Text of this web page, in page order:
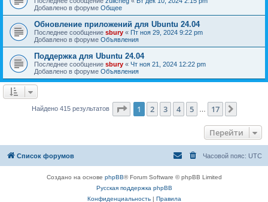
Добавлено в форуме Общее
Обновление приложений для Ubuntu 24.04
Последнее сообщение sbury « Пт ноя 29, 2024 9:22 pm
Добавлено в форуме Объявления
Поддержка для Ubuntu 24.04
Последнее сообщение sbury « Чт ноя 21, 2024 12:22 pm
Добавлено в форуме Объявления
Найдено 415 результатов Страница из 17
1 2 3 4 5 17
Перейти
Список форумов Часовой пояс: UTC
Создано на основе phpBB® Forum Software © phpBB Limited
Русская поддержка phpBB
Конфиденциальность| Правила